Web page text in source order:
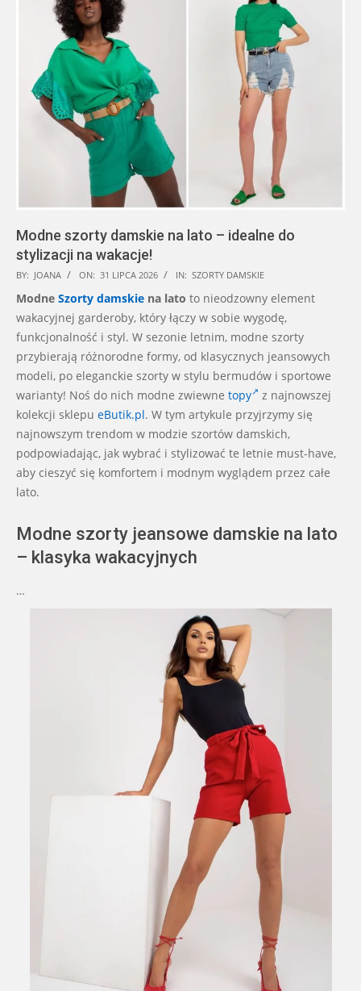
Modne szorty damskie na lato – idealne do
stylizacji na wakacje!
2026-
07-
BY: JOANA ON: 31 LIPCA 2026 IN: SZORTY DAMSKIE
Modne Szorty damskie na lato to nieodzowny element
wakacyjnej garderoby, który łączy w sobie wygodę,
funkcjonalność i styl. W sezonie letnim, modne szorty
przybierają różnorodne formy, od klasycznych jeansowych
modeli, po eleganckie szorty w stylu bermudów i sportowe
warianty! Noś do nich modne zwiewne topy
z najnowszej
kolekcji sklepu eButik.pl. W tym artykule przyjrzymy się
najnowszym trendom w modzie szortów damskich,
podpowiadając, jak wybrać i stylizować te letnie must-have,
aby cieszyć się komfortem i modnym wyglądem przez całe
lato.
Modne szorty jeansowe damskie na lato
– klasyka wakacyjnych
…